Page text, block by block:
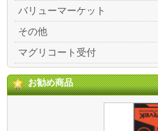
バリューマーケット
その他
マグリコート受付
お勧め商品